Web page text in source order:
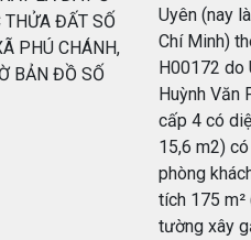
Uyên (nay
Chí Minh)
H00172 do
Huỳnh Văn
cấp 4 có
15,6 m2)
phòng
tích 175 m²
tường xây